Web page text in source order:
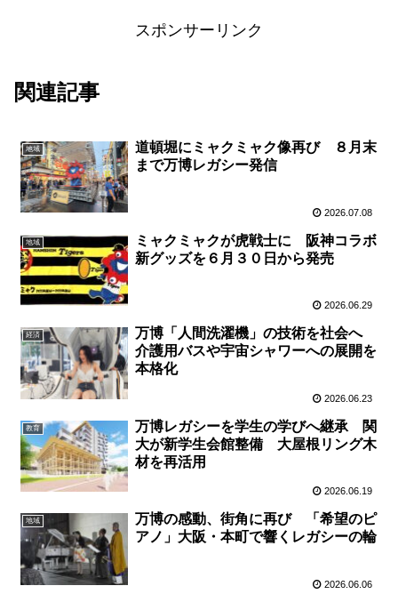
スポンサーリンク
関連記事
地域
道頓堀にミャクミャク像再び ８月末
まで万博レガシー発信
2026.07.08
地域
ミャクミャクが虎戦士に 阪神コラボ
新グッズを６月３０日から発売
2026.06.29
経済
万博「人間洗濯機」の技術を社会へ
介護用バスや宇宙シャワーへの展開を
本格化
2026.06.23
教育
万博レガシーを学生の学びへ継承 関
大が新学生会館整備 大屋根リング木
材を再活用
2026.06.19
地域
万博の感動、街角に再び 「希望のピ
アノ」大阪・本町で響くレガシーの輪
2026.06.06